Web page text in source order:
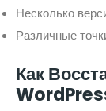
Несколько
Различные
Как